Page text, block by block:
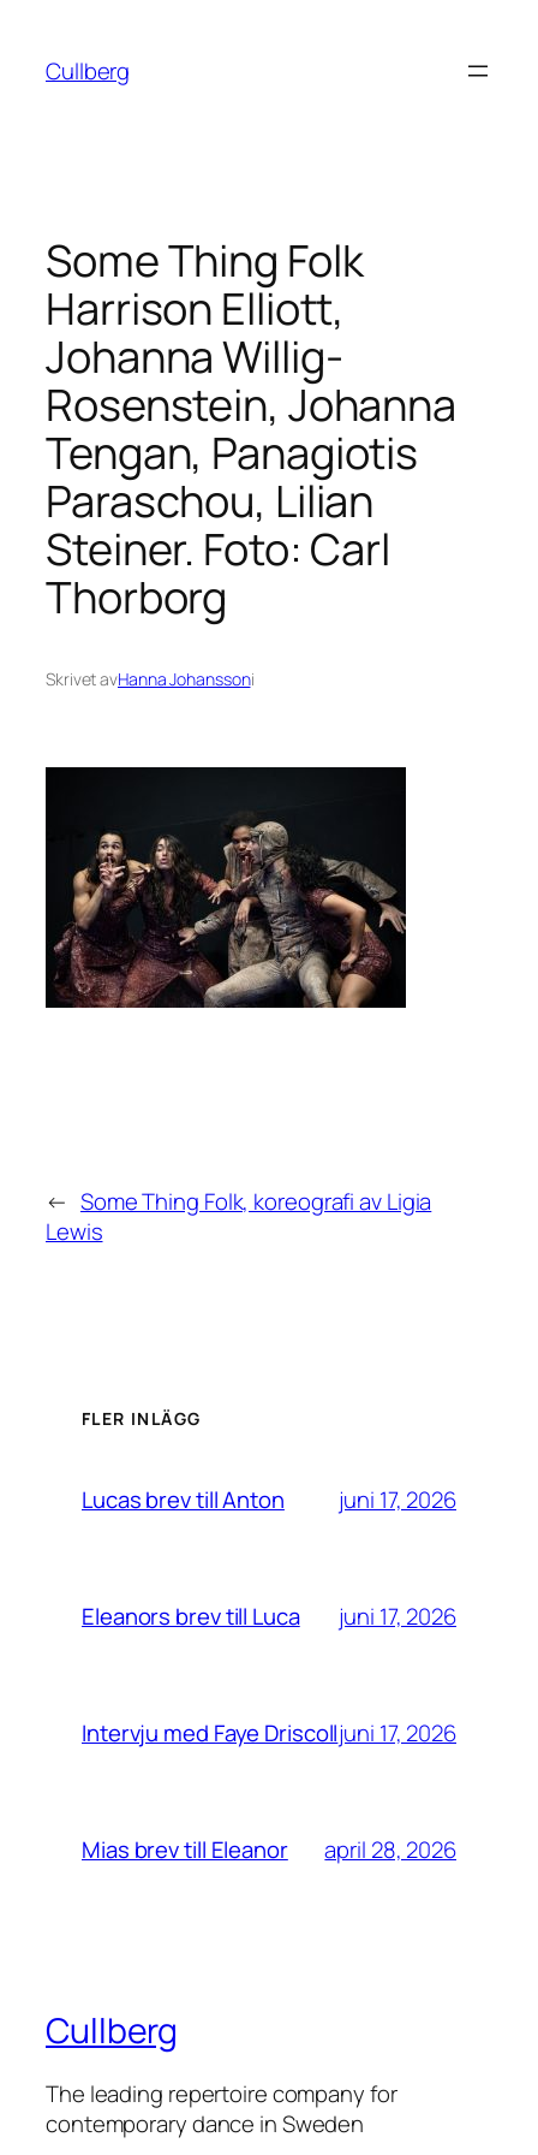
innehåll
Cullberg
Some Thing Folk
Harrison Elliott,
Johanna Willig-
Rosenstein, Johanna
Tengan, Panagiotis
Paraschou, Lilian
Steiner. Foto: Carl
Thorborg
Skrivet avHanna Johanssoni
← Some Thing Folk, koreografi av Ligia
Lewis
FLER INLÄGG
Lucas brev till Anton juni 17, 2026
Eleanors brev till Luca juni 17, 2026
Intervju med Faye Driscolljuni 17, 2026
Mias brev till Eleanor april 28, 2026
Cullberg
The leading repertoire company for
contemporary dance in Sweden